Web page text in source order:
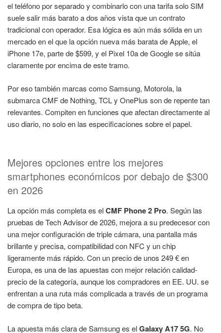
el teléfono por separado y combinarlo con una tarifa solo SIM
suele salir más barato a dos años vista que un contrato
tradicional con operador. Esa lógica es aún más sólida en un
mercado en el que la opción nueva más barata de Apple, el
iPhone 17e, parte de $599, y el Pixel 10a de Google se sitúa
claramente por encima de este tramo.
Por eso también marcas como Samsung, Motorola, la
submarca CMF de Nothing, TCL y OnePlus son de repente tan
relevantes. Compiten en funciones que afectan directamente al
uso diario, no solo en las especificaciones sobre el papel.
Mejores opciones entre los mejores
smartphones económicos por debajo de $300
en 2026
La opción más completa es elCMF Phone 2 Pro. Según las
pruebas de Tech Advisor de 2026, mejora a su predecesor con
una mejor configuración de triple cámara, una pantalla más
brillante y precisa, compatibilidad con NFC y un chip
ligeramente más rápido. Con un precio de unos 249 € en
Europa, es una de las apuestas con mejor relación calidad-
precio de la categoría, aunque los compradores en EE. UU. se
enfrentan a una ruta más complicada a través de un programa
de compra de tipo beta.
La apuesta más clara de Samsung es elGalaxy A17 5G. No